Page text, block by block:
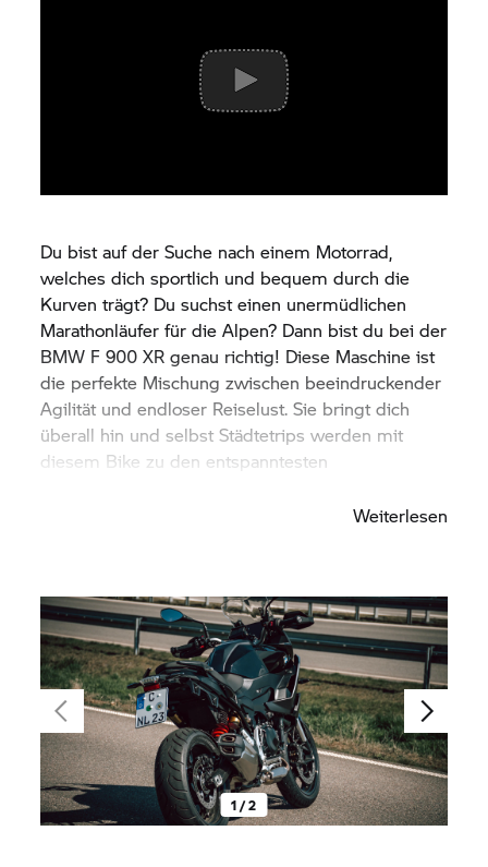
Du bist auf der Suche nach einem Motorrad,
welches dich sportlich und bequem durch die
Kurven trägt? Du suchst einen unermüdlichen
Marathonläufer für die Alpen? Dann bist du bei der
BMW F 900 XR genau richtig! Diese Maschine ist
die perfekte Mischung zwischen beeindruckender
Agilität und endloser Reiselust. Sie bringt dich
überall hin und selbst Städtetrips werden mit
diesem Bike zu den entspanntesten
Weiterlesen
1 / 2